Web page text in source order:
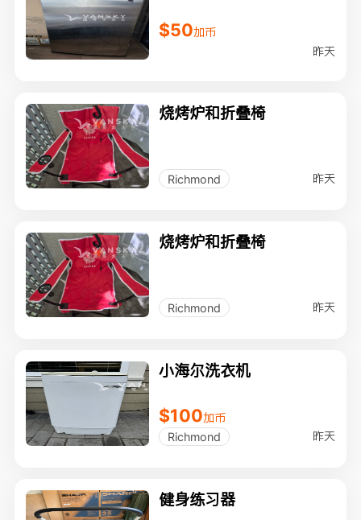
$50加币
昨天
烧烤炉和折叠椅
Richmond 昨天
烧烤炉和折叠椅
Richmond 昨天
小海尔洗衣机
$100加币
Richmond
昨天
健身练习器